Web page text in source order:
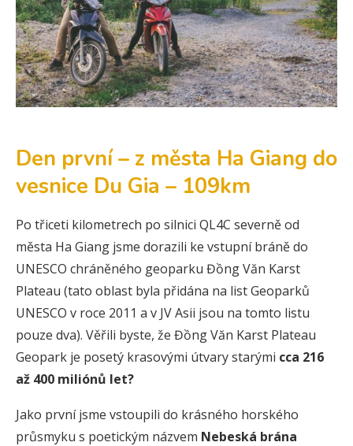
Den první – z města Ha Giang do
vesnice Du Gia – 109km
Po třiceti kilometrech po silnici QL4C severně od
města Ha Giang jsme dorazili ke vstupní bráně do
UNESCO chráněného geoparku Đồng Văn Karst
Plateau (tato oblast byla přidána na list Geoparků
UNESCO v roce 2011 a v JV Asii jsou na tomto listu
pouze dva). Věřili byste, že Đồng Văn Karst Plateau
Geopark je posetý krasovými útvary starými cca 216
až 400 miliónů let?
Jako první jsme vstoupili do krásného horského
průsmyku s poetickým názvem Nebeská brána